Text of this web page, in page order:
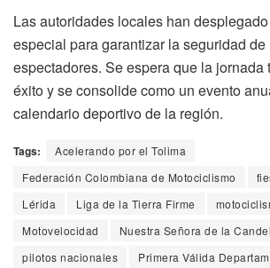
Las autoridades locales han
especial para garantizar la seguridad
espectadores. Se espera que la jornada
éxito y se consolide como un evento
calendario deportivo de la región.
Tags:
Acelerando por el Tolima
Federación Colombiana de Motociclismo
Lérida
Liga de la Tierra Firme
Motovelocidad
Nuestra Señora de la
pilotos nacionales
Primera Válida